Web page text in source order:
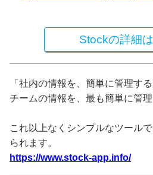
Stockの詳細
「社内の情報を、簡単に管理す
チームの情報を、最も簡単に管
これ以上なくシンプルなツール
られます。
https://www.stock-app.info/